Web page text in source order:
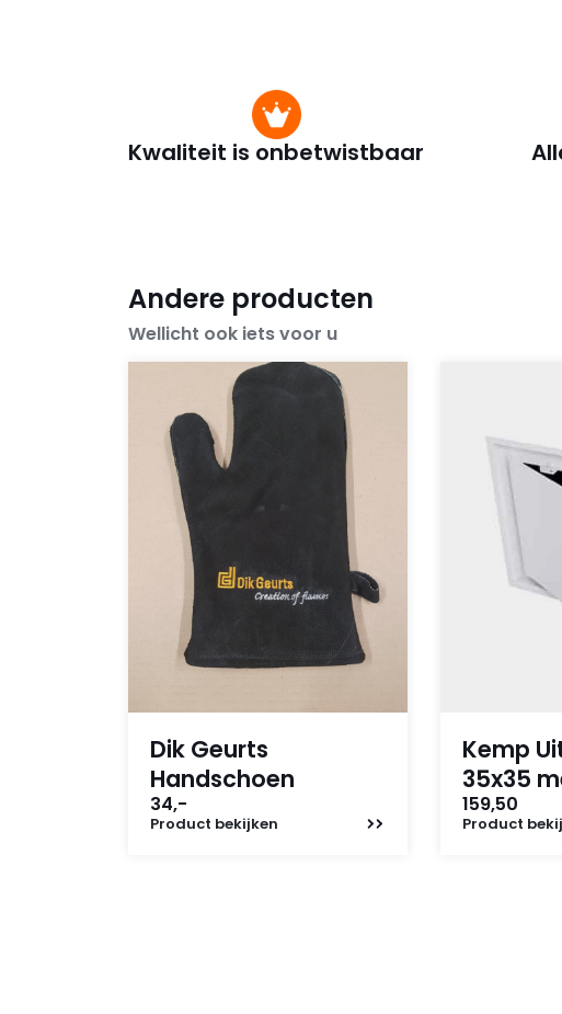
Kwaliteit is onbetwistbaar
Andere producten
Wellicht ook iets voor u
Dik Geurts
Handschoen
34,-
Product bekijken
Kemp
35x35
159,50
Product